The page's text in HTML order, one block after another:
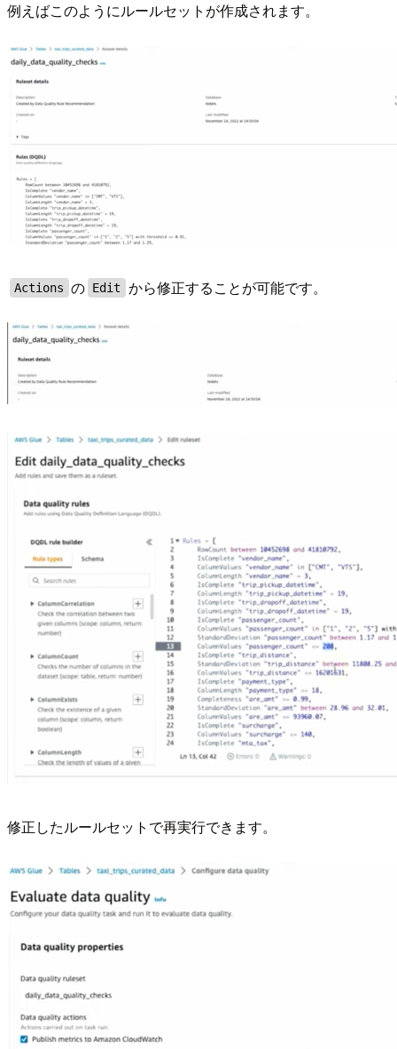
例えばこのようにルールセットが作成されます。
Actions の Edit から修正することが可能です。
修正したルールセットで再実行できます。